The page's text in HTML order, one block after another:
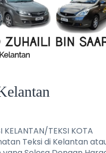
KELANTAN/TEKSI KOTA
Teksi di Kelantan